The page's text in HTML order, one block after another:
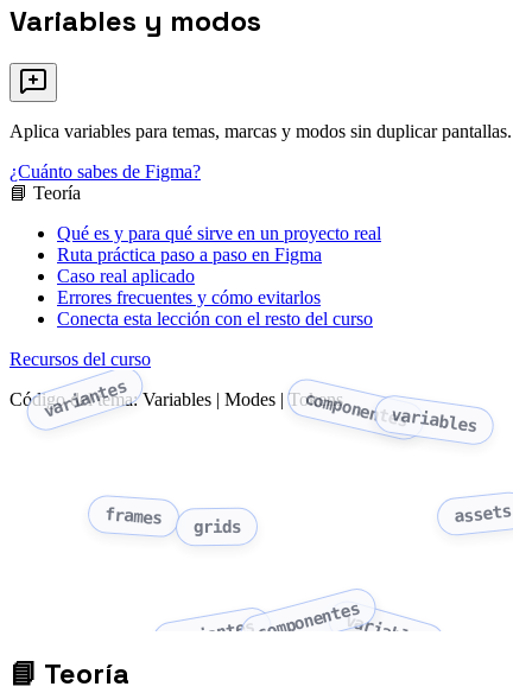
Variables y modos
Aplica variables para temas, marcas y modos sin duplicar pantallas.
¿Cuánto sabes de Figma?
📘 Teoría
Qué es y para qué sirve en un proyecto real
Ruta práctica paso a paso en Figma
Caso real aplicado
Errores frecuentes y cómo evitarlos
Conecta esta lección con el resto del curso
Recursos del curso
Código del tema: Variables | Modes | Tokens
variantes componentesvariables
frames grids
assets
variantescomponentesvariables
📘 Teoría